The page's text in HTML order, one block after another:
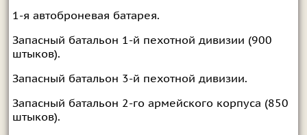
1-я автоброневая батарея.
Запасный батальон 1-й пехотной дивизии (900
штыков).
Запасный батальон 3-й пехотной дивизии.
Запасный батальон 2-го армейского корпуса (850
штыков).